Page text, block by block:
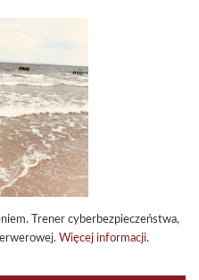
Trener cyberbezpieczeństwa,
Więcej informacji.